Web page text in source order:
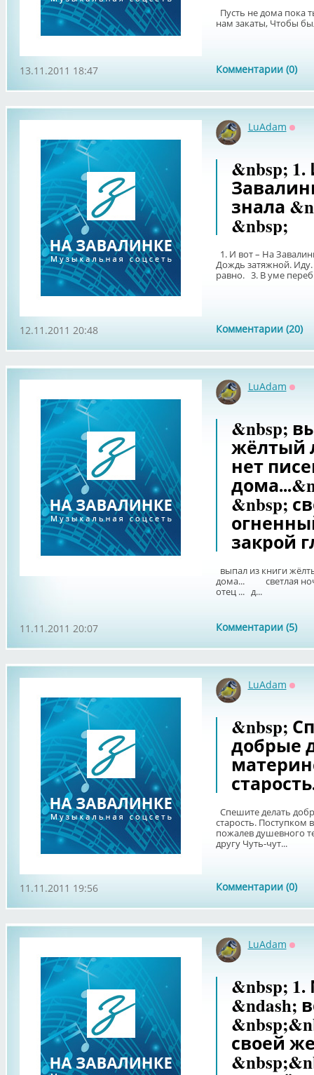
Пусть не дома пока
нам закаты,
Комментарии (0)
13.11.2011 18:47
LuAdam
&nbsp;
знала
&nbsp;
1. И вот – На
Дождь затяжной.
равно. 3. В уме
Комментарии (20)
12.11.2011 20:48
LuAdam
&nbsp;
жёлтый
нет
&nbsp;
закрой
выпал из книги
дома... светлая
отец ... д...
Комментарии (5)
11.11.2011 20:07
LuAdam
&nbsp;
добрые
Спешите делать
старость. Поступком
пожалев душевного
другу Чуть-чут...
Комментарии (0)
11.11.2011 19:56
LuAdam
&nbsp;
&ndash;
своей